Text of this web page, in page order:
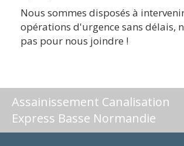
Nous sommes disposés à
opérations d'urgence sans délais,
pas pour nous joindre !
Assainissement Canalisation
Express Basse Normandie